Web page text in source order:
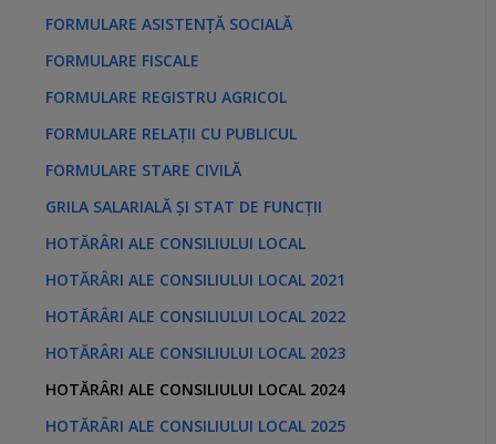
FORMULARE ASISTENȚĂ SOCIALĂ
FORMULARE FISCALE
FORMULARE REGISTRU AGRICOL
FORMULARE RELAȚII CU PUBLICUL
FORMULARE STARE CIVILĂ
GRILA SALARIALĂ ȘI STAT DE FUNCȚII
HOTĂRÂRI ALE CONSILIULUI LOCAL
HOTĂRÂRI ALE CONSILIULUI LOCAL 2021
HOTĂRÂRI ALE CONSILIULUI LOCAL 2022
HOTĂRÂRI ALE CONSILIULUI LOCAL 2023
HOTĂRÂRI ALE CONSILIULUI LOCAL 2024
HOTĂRÂRI ALE CONSILIULUI LOCAL 2025